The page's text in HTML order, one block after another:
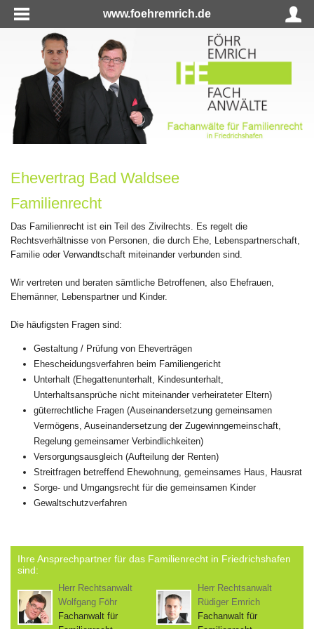
www.foehremrich.de
Ehevertrag Bad Waldsee
Familienrecht
Das Familienrecht ist ein Teil des Zivilrechts. Es regelt die
Rechtsverhältnisse von Personen, die durch Ehe, Lebenspartnerschaft,
Familie oder Verwandtschaft miteinander verbunden sind.
Wir vertreten und beraten sämtliche Betroffenen, also Ehefrauen,
Ehemänner, Lebenspartner und Kinder.
Die häufigsten Fragen sind:
Gestaltung / Prüfung von Eheverträgen
Ehescheidungsverfahren beim Familiengericht
Unterhalt (Ehegattenunterhalt, Kindesunterhalt,
Unterhaltsansprüche nicht miteinander verheirateter Eltern)
güterrechtliche Fragen (Auseinandersetzung gemeinsamen
Vermögens, Auseinandersetzung der Zugewinngemeinschaft,
Regelung gemeinsamer Verbindlichkeiten)
Versorgungsausgleich (Aufteilung der Renten)
Streitfragen betreffend Ehewohnung, gemeinsames Haus, Hausrat
Sorge- und Umgangsrecht für die gemeinsamen Kinder
Gewaltschutzverfahren
Ihre Ansprechpartner für das Familienrecht in Friedrichshafen
sind:
Herr Rechtsanwalt
Wolfgang Föhr
Fachanwalt für
Herr Rechtsanwalt
Rüdiger Emrich
Fachanwalt für